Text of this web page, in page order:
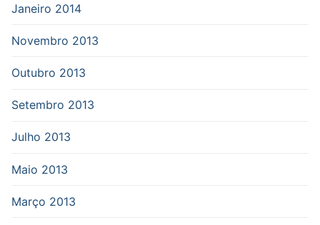
Janeiro 2014
Novembro 2013
Outubro 2013
Setembro 2013
Julho 2013
Maio 2013
Março 2013